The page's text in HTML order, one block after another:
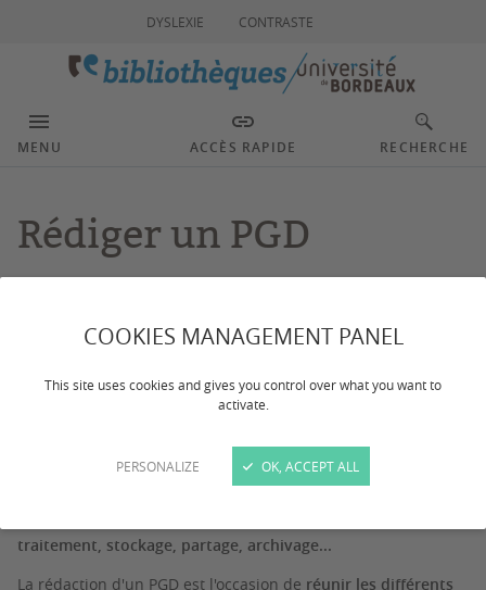
COOKIES MANAGEMENT PANEL
This site uses cookies and gives you control over what you want to
activate.
PERSONALIZE OK, ACCEPT ALL
DYSLEXIE CONTRASTE
MENU ACCÈS RAPIDE RECHERCHE
Rédiger un PGD
LE PGD DE PROJET
synthétique et évolutifqui décrit la manière dont les
données de recherche sont gérées tout au long de leur cycle
traitement, stockage, partage, archivage...
La rédaction d'un PGD est l'occasion de réunir les différents